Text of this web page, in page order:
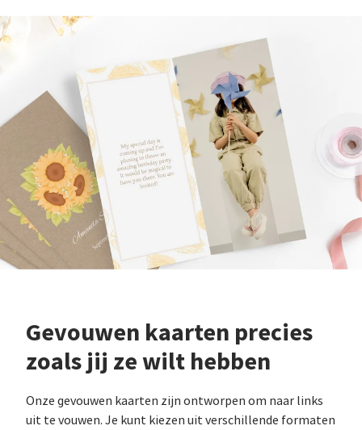
Gevouwen kaarten precies
zoals jij ze wilt hebben
Onze gevouwen kaarten zijn ontworpen om naar links
uit te vouwen. Je kunt kiezen uit verschillende formaten